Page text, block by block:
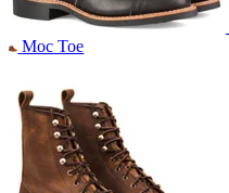
Moc Toe